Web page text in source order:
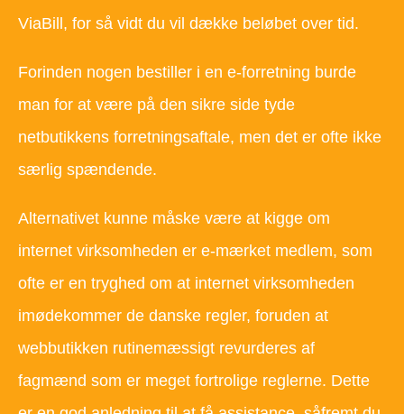
ViaBill, for så vidt du vil dække beløbet over tid.
Forinden nogen bestiller i en e-forretning burde
man for at være på den sikre side tyde
netbutikkens forretningsaftale, men det er ofte ikke
særlig spændende.
Alternativet kunne måske være at kigge om
internet virksomheden er e-mærket medlem, som
ofte er en tryghed om at internet virksomheden
imødekommer de danske regler, foruden at
webbutikken rutinemæssigt revurderes af
fagmænd som er meget fortrolige reglerne. Dette